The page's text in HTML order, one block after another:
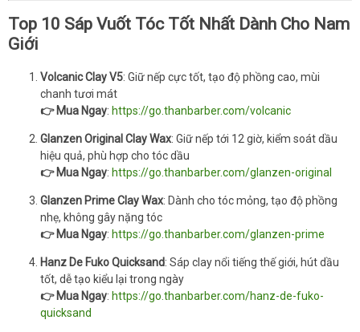
Top 10 Sáp Vuốt Tóc Tốt Nhất Dành Cho Nam
Giới
Volcanic Clay V5: Giữ nếp cực tốt, tạo độ phồng cao, mùi
chanh tươi mát
👉 Mua Ngay: https://go.thanbarber.com/volcanic
Glanzen Original Clay Wax: Giữ nếp tới 12 giờ, kiểm soát dầu
hiệu quả, phù hợp cho tóc dầu
👉 Mua Ngay: https://go.thanbarber.com/glanzen-original
Glanzen Prime Clay Wax: Dành cho tóc mỏng, tạo độ phồng
nhẹ, không gây nặng tóc
👉 Mua Ngay: https://go.thanbarber.com/glanzen-prime
Hanz De Fuko Quicksand: Sáp clay nổi tiếng thế giới, hút dầu
tốt, dễ tạo kiểu lại trong ngày
👉 Mua Ngay: https://go.thanbarber.com/hanz-de-fuko-
quicksand